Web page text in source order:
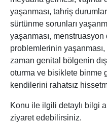
yaşanması, tahriş
sürtünme sorunları
yaşanması,
problemlerinin
zaman genital bölgenin
oturma ve bisiklete binme
kendilerini rahatsız
Konu ile ilgili detaylı bilgi
ziyaret edebilirsiniz.